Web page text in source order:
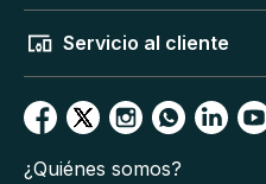
Servicio al cliente
¿Quiénes somos?